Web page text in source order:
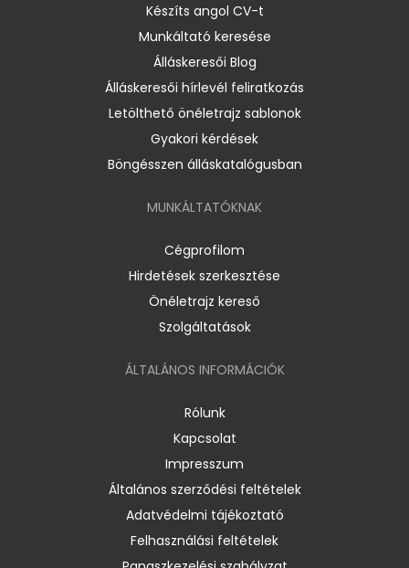
Készíts angol CV-t
Munkáltató keresése
Álláskeresői Blog
Álláskeresői hírlevél feliratkozás
Letölthető önéletrajz sablonok
Gyakori kérdések
Böngésszen álláskatalógusban
MUNKÁLTATÓKNAK
Cégprofilom
Hirdetések szerkesztése
Önéletrajz kereső
Szolgáltatások
ÁLTALÁNOS INFORMÁCIÓK
Rólunk
Kapcsolat
Impresszum
Általános szerződési feltételek
Adatvédelmi tájékoztató
Felhasználási feltételek